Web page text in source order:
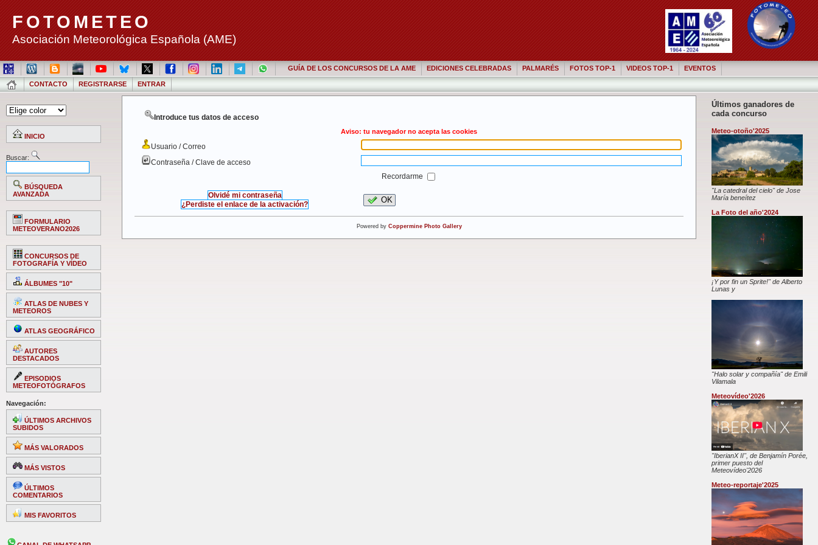
FOTOMETEO
Asociación Meteorológica Española (AME)
GUÍA DE LOS CONCURSOS DE LA AME EDICIONES CELEBRADAS PALMARÉS FOTOS TOP-1 VIDEOS TOP-1 EVENTOS
CONTACTO REGISTRARSE ENTRAR
INICIO
Buscar:
BÚSQUEDA
AVANZADA
FORMULARIO
METEOVERANO2026
CONCURSOS DE
FOTOGRAFÍA Y VÍDEO
ÁLBUMES "10"
ATLAS DE NUBES Y
METEOROS
ATLAS GEOGRÁFICO
AUTORES
DESTACADOS
EPISODIOS
METEOFOTÓGRAFOS
Navegación:
ÚLTIMOS ARCHIVOS
SUBIDOS
MÁS VALORADOS
MÁS VISTOS
ÚLTIMOS
COMENTARIOS
MIS FAVORITOS
Últimos ganadores de
cada concurso
Meteo-otoño'2025
"La catedral del cielo" de Jose
María beneítez
La Foto del año'2024
¡Y por fin un Sprite!" de Alberto
Lunas y
"Halo solar y compañía" de Emili
Vilamala
Meteovídeo'2026
"IberianX II", de Benjamín Porée,
primer puesto del
Meteovídeo'2026
Meteo-reportaje'2025
Introduce tus datos de acceso
Aviso: tu navegador no acepta las cookies
Usuario / Correo
Contraseña / Clave de acceso
Recordarme
Olvidé mi contraseña
¿Perdiste el enlace de la activación?
OK
Powered by Coppermine Photo Gallery